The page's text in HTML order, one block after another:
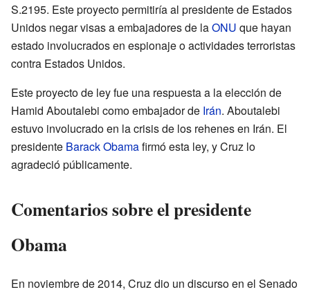
S.2195. Este proyecto permitiría al presidente de Estados
Unidos negar visas a embajadores de laONU que hayan
estado involucrados en espionaje o actividades terroristas
contra Estados Unidos.
Este proyecto de ley fue una respuesta a la elección de
Hamid Aboutalebi como embajador de Irán. Aboutalebi
estuvo involucrado en la crisis de los rehenes en Irán. El
presidente Barack Obamafirmó esta ley, y Cruz lo
agradeció públicamente.
Comentarios sobre el presidente
Obama
En noviembre de 2014, Cruz dio un discurso en el Senado